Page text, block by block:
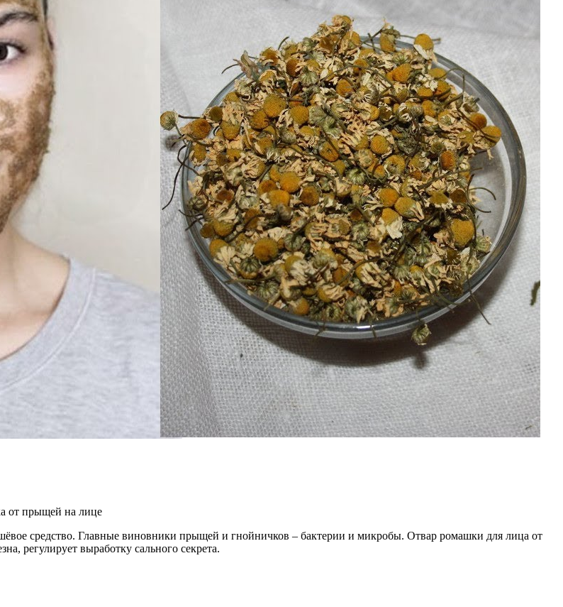
средство. Главные виновники прыщей и гнойничков – бактерии и микробы. Отвар ромашки для лица от
регулирует выработку сального секрета.